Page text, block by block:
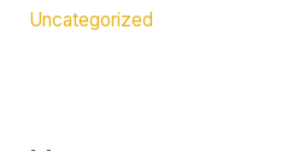
Uncategorized